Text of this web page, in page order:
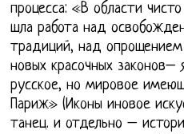
процесса: «В области
шла работа над
традиций, над опрощением
новых красочных законов–
русское, но мировое
Париж» (Иконы иновое
танец. и отдельно –